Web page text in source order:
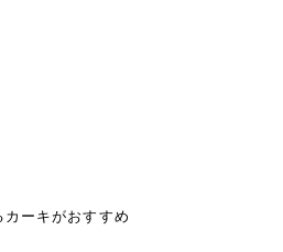
ーキがおすすめ